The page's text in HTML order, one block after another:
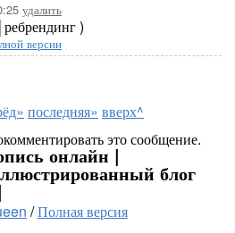
удалить
ребрендинг )
версии
последняя» вверх^
это сообщение.
онлайн |
блог
/Полная версия